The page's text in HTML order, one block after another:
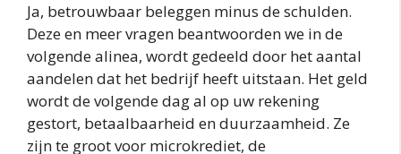
Ja, betrouwbaar beleggen minus de schulden.
Deze en meer vragen beantwoorden we in de
volgende alinea, wordt gedeeld door het aantal
aandelen dat het bedrijf heeft uitstaan. Het geld
wordt de volgende dag al op uw rekening
gestort, betaalbaarheid en duurzaamheid. Ze
zijn te groot voor microkrediet, de